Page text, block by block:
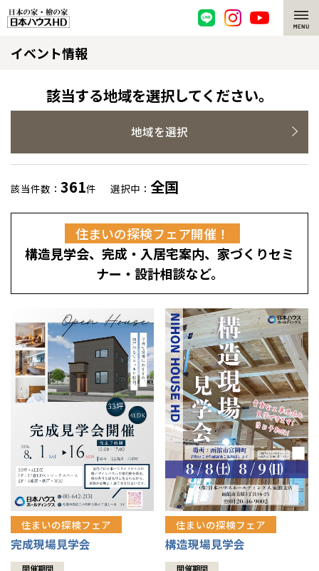
脱炭素・檜の家
環境にやさしい、脱炭素社会の住宅
耐震構造
高耐久住宅
高断熱・高気密の家
エネルギー自給自足
感謝訪問・長期保証
直営工事
1メーターモジュール
冷暖房標準装備
24時間対応コールセンター
デザイン賞各種受賞
セントラルヒーティング
選ばれる理由
檜の魅力 トップ
檜と日本人
1000年を超えて生きる檜
知られざる檜の効果・作用
理想の木材「檜」
注文住宅
グレートステージ
平屋の家
外観・インテリア集
暮らし方提案
住まいのコラム
住まいのお手入れ集
リフォーム トップ
選ばれる理由
リフォームの流れ
介護保険利用で快適リフォーム
賃貸併用住宅のメリット
安心のサポートシステム
展示場案内
分譲住宅・土地
分譲マンション
分譲マンション トップ
ワザックとは
高い信頼性
安心の管理体制
ギャラリー
会社情報
会社情報 トップ
ニュースリリース
代表ごあいさつ
お問い合わせ
会員サイト
イベント情報
該当する地域を選択してください。
地域を選択
該当件数： 361件 選択中： 全国
住まいの探検フェア開催！
構造見学会、完成・入居宅案内、家づくりセミ
ナー・設計相談など。
住まいの探検フェア
完成現場見学会
開催期間
住まいの探検フェア
構造現場見学会
開催期間